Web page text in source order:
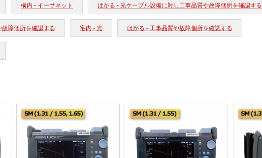
構内 - イーサネット はかる - 光ケーブル設備に対し工事品質や故障個所を確認する
障個所を確認する 宅内 - 光 はかる - 工事品質や故障個所を確認する